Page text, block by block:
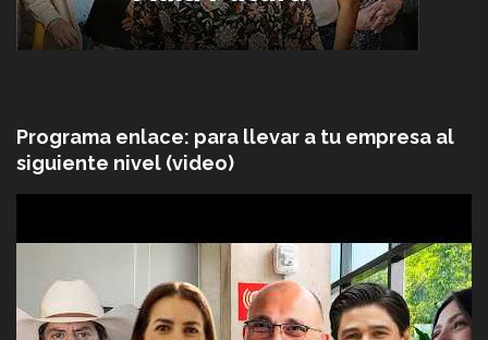
Programa enlace: para llevar a tu empresa al
siguiente nivel (video)